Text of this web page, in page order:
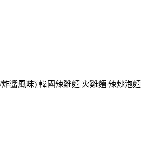
醬風味) 韓國辣雞麵 火雞麵 辣炒泡麵